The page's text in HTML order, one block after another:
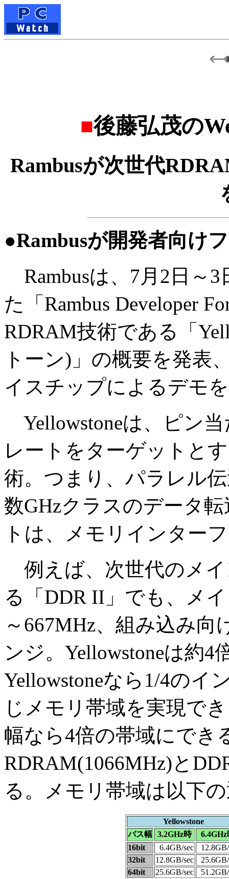
■後藤弘茂の
Rambusが次世代
●Rambusが開発者向け
Rambusは、7月2日～
た「Rambus Developer
RDRAM技術である「
トーン)」の概要を発表
イスチップによるデモ
Yellowstoneは、ピン
レートをターゲットと
術。つまり、パラレル
数GHzクラスのデータ
トは、メモリインター
例えば、次世代のメ
る「DDR II」でも、メ
～667MHz、組み込み
ンジ。Yellowstoneは約
Yellowstoneなら1/4のイ
じメモリ帯域を実現で
幅なら4倍の帯域にでき
RDRAM(1066MHz)と
る。メモリ帯域は以下
Yellowstone
バス幅 3.2GHz時
6.4GHz
16bit
6.4GB/sec
32bit
12.8GB/sec
64bit
25.6GB/sec